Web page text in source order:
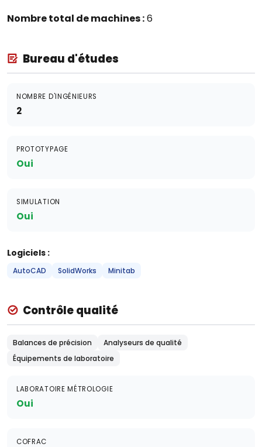
Nombre total de machines :6
Bureau d'études
NOMBRE D'INGÉNIEURS
2
PROTOTYPAGE
Oui
SIMULATION
Oui
Logiciels :
AutoCAD SolidWorks Minitab
Contrôle qualité
Balances de précision
Analyseurs de qualité
Équipements de laboratoire
LABORATOIRE MÉTROLOGIE
Oui
COFRAC